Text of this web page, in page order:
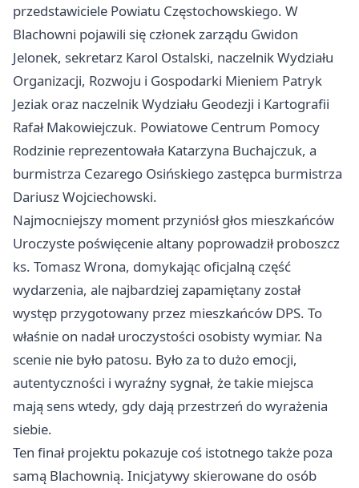
przedstawiciele Powiatu Częstochowskiego. W
Blachowni pojawili się członek zarządu Gwidon
Jelonek, sekretarz Karol Ostalski, naczelnik Wydziału
Organizacji, Rozwoju i Gospodarki Mieniem Patryk
Jeziak oraz naczelnik Wydziału Geodezji i Kartografii
Rafał Makowiejczuk. Powiatowe Centrum Pomocy
Rodzinie reprezentowała Katarzyna Buchajczuk, a
burmistrza Cezarego Osińskiego zastępca burmistrza
Dariusz Wojciechowski.
Najmocniejszy moment przyniósł głos mieszkańców
Uroczyste poświęcenie altany poprowadził proboszcz
ks. Tomasz Wrona, domykając oficjalną część
wydarzenia, ale najbardziej zapamiętany został
występ przygotowany przez mieszkańców DPS. To
właśnie on nadał uroczystości osobisty wymiar. Na
scenie nie było patosu. Było za to dużo emocji,
autentyczności i wyraźny sygnał, że takie miejsca
mają sens wtedy, gdy dają przestrzeń do wyrażenia
siebie.
Ten finał projektu pokazuje coś istotnego także poza
samą Blachownią. Inicjatywy skierowane do osób